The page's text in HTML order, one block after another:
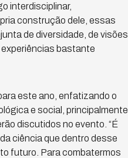
interdisciplinar,
construção dele, essas
de diversidade, de visões
experiências bastante
este ano, enfatizando o
e social, principalmente,
discutidos no evento. “É
ciência que dentro desse
futuro. Para combatermos